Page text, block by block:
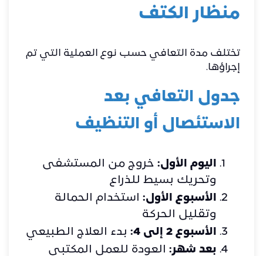
منظار الكتف
تختلف مدة التعافي حسب نوع العملية التي تم
إجراؤها.
جدول التعافي بعد
الاستئصال أو التنظيف
اليوم الأول: خروج من المستشفى
وتحريك بسيط للذراع
الأسبوع الأول: استخدام الحمالة
وتقليل الحركة
الأسبوع 2 إلى 4:
بدء العلاج الطبيعي
بعد شهر: العودة للعمل المكتبي